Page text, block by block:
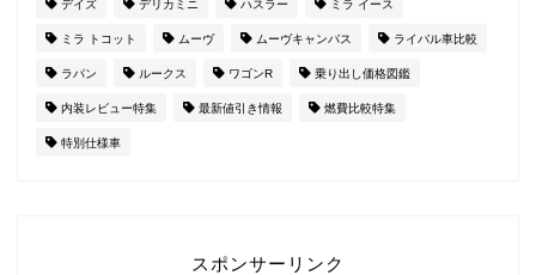
デイズ デリカミニ ハスラー ミラ イース
ミラ トコット ムーヴ ムーヴキャンバス ライバル車比較
ラパン ルークス ワゴンR 乗り出し価格図鑑
内装レビュー特集 最新値引き情報 燃費比較特集
特別仕様車
スポンサーリンク